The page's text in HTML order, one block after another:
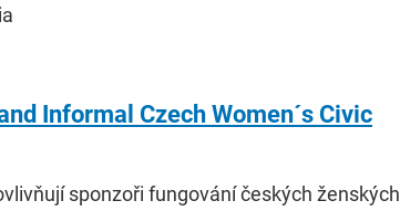
Informal Czech Women´s Civic
sponzoři fungování českých ženských